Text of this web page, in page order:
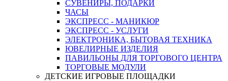
СУВЕНИРЫ, ПОДАРКИ
ЧАСЫ
ЭКСПРЕСС - МАНИКЮР
ЭКСПРЕСС - УСЛУГИ
ЭЛЕКТРОНИКА, БЫТОВАЯ ТЕХНИКА
ЮВЕЛИРНЫЕ ИЗДЕЛИЯ
ПАВИЛЬОНЫ ДЛЯ ТОРГОВОГО ЦЕНТРА
ТОРГОВЫЕ МОДУЛИ
ДЕТСКИЕ ИГРОВЫЕ ПЛОЩАДКИ